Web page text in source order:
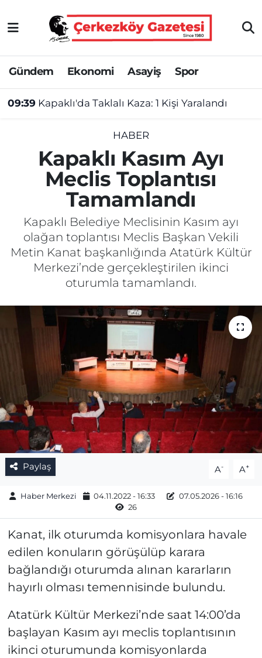
Gündem Ekonomi Asayiş Spor
09:39 Kapaklı'da Taklalı Kaza: 1 Kişi Yaralandı
HABER
Kapaklı Kasım Ayı
Meclis Toplantısı
Tamamlandı
Kapaklı Belediye Meclisinin Kasım ayı
olağan toplantısı Meclis Başkan Vekili
Metin Kanat başkanlığında Atatürk Kültür
Merkezi’nde gerçekleştirilen ikinci
oturumla tamamlandı.
Paylaş A- A+
Haber Merkezi 04.11.2022 - 16:33
07.05.2026 - 16:16
26
Kanat, ilk oturumda komisyonlara havale
edilen konuların görüşülüp karara
bağlandığı oturumda alınan kararların
hayırlı olması temennisinde bulundu.
Atatürk Kültür Merkezi’nde saat 14:00’da
başlayan Kasım ayı meclis toplantısının
ikinci oturumunda komisyonlarda
Asayiş
Ekonomi
Gündem
Kültür&Sanat
Manşet
SAĞLIK
Spor
Gizlilik Sözleşmesi
İletişim
Künye
Topluluk Kuralları
Yayın İlkeleri
Tekirdağ Nöbetçi Eczaneler
Tekirdağ Hava Durumu
Tekirdağ Namaz Vakitleri
Tekirdağ Trafik Yoğunluk Haritası
Süper Lig Puan Durumu ve Fikstür
Tüm Manşetler
Son Dakika Haberleri
Haber Arşivi